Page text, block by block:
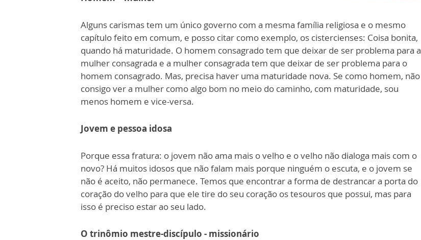
Alguns carismas tem um único governo com a mesma família religiosa e o mesmo
capítulo feito em comum, e posso citar como exemplo, os cistercienses: Coisa bonita,
quando há maturidade. O homem consagrado tem que deixar de ser problema para a
mulher consagrada e a mulher consagrada tem que deixar de ser problema para o
homem consagrado. Mas, precisa haver uma maturidade nova. Se como homem, não
consigo ver a mulher como algo bom no meio do caminho, com maturidade, sou
menos homem e vice-versa.
Jovem e pessoa idosa
Porque essa fratura: o jovem não ama mais o velho e o velho não dialoga mais com o
novo? Há muitos idosos que não falam mais porque ninguém o escuta, e o jovem se
não é aceito, não permanece. Temos que encontrar a forma de destrancar a porta do
coração do velho para que ele tire do seu coração os tesouros que possui, mas para
isso é preciso estar ao seu lado.
O trinômio mestre-discípulo - missionário